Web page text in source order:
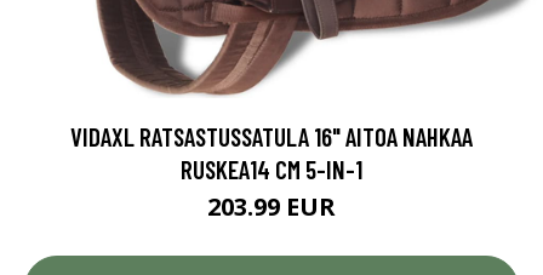
VIDAXL RATSASTUSSATULA 16" AITOA NAHKAA
RUSKEA14 CM 5-IN-1
203.99 EUR